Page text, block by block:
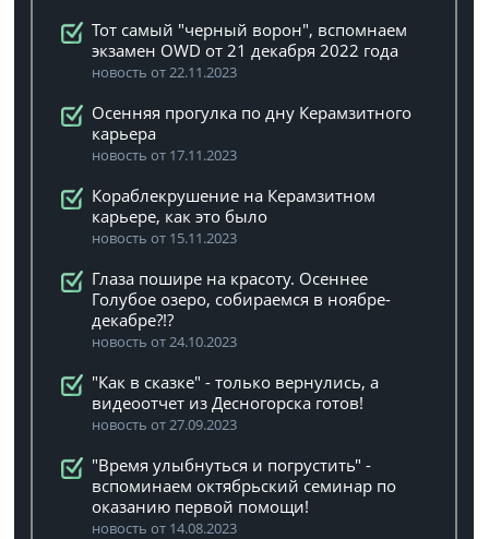
Тот самый "черный ворон", вспомнаем
экзамен OWD от 21 декабря 2022 года
новость от 22.11.2023
Осенняя прогулка по дну Керамзитного
карьера
новость от 17.11.2023
Кораблекрушение на Керамзитном
карьере, как это было
новость от 15.11.2023
Глаза пошире на красоту. Осеннее
Голубое озеро, собираемся в ноябре-
декабре?!?
новость от 24.10.2023
"Как в сказке" - только вернулись, а
видеоотчет из Десногорска готов!
новость от 27.09.2023
"Время улыбнуться и погрустить" -
вспоминаем октябрьский семинар по
оказанию первой помощи!
новость от 14.08.2023